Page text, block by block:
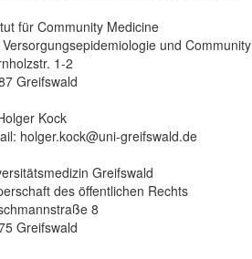
für Community Medicine
und
1-2
Greifswald
Kock
holger.kock@uni-greifswald.de
Greifswald
des öffentlichen Rechts
8
Greifswald